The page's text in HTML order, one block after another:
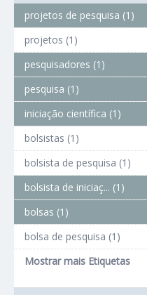
projetos de pesquisa (1)
projetos (1)
pesquisadores (1)
pesquisa (1)
iniciação científica (1)
bolsistas (1)
bolsista de pesquisa (1)
bolsista de iniciaç... (1)
bolsas (1)
bolsa de pesquisa (1)
Mostrar mais Etiquetas